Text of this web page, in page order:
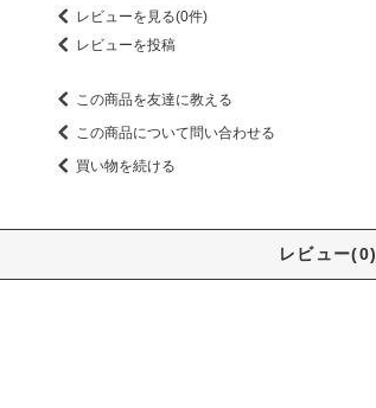
レビューを見る(0件)
レビューを投稿
この商品を友達に教える
この商品について問い合わせる
買い物を続ける
レビュー(0)